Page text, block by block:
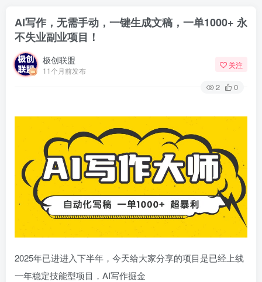
AI写作，无需手动，一键生成文稿，一单1000+ 永
不失业副业项目！
极创联盟
11个月前发布
关注
2 0
2025年已进进入下半年，今天给大家分享的项目是已经上线
一年稳定技能型项目，AI写作掘金